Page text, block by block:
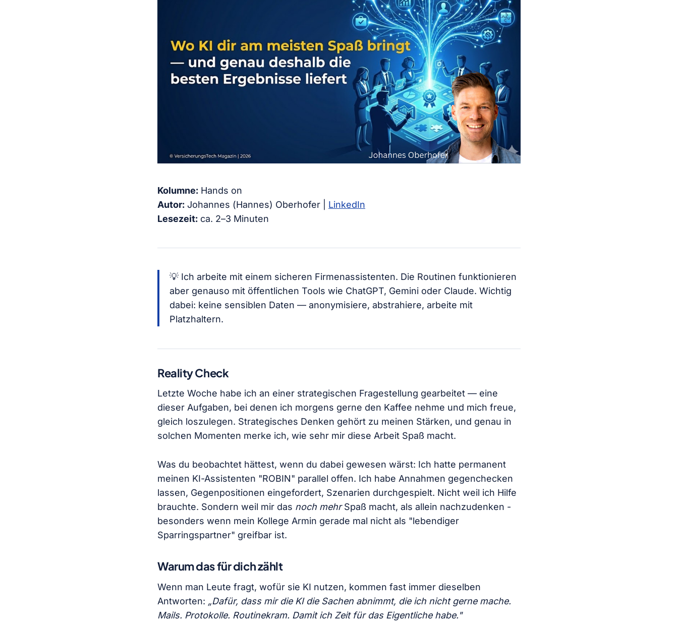
Kolumne: Hands on
Autor: Johannes (Hannes) Oberhofer | LinkedIn
Lesezeit: ca. 2–3 Minuten
💡 Ich arbeite mit einem sicheren Firmenassistenten. Die Routinen funktionieren
aber genauso mit öffentlichen Tools wie ChatGPT, Gemini oder Claude. Wichtig
dabei: keine sensiblen Daten — anonymisiere, abstrahiere, arbeite mit
Platzhaltern.
Reality Check
Letzte Woche habe ich an einer strategischen Fragestellung gearbeitet — eine
dieser Aufgaben, bei denen ich morgens gerne den Kaffee nehme und mich freue,
gleich loszulegen. Strategisches Denken gehört zu meinen Stärken, und genau in
solchen Momenten merke ich, wie sehr mir diese Arbeit Spaß macht.
Was du beobachtet hättest, wenn du dabei gewesen wärst: Ich hatte permanent
meinen KI-Assistenten "ROBIN" parallel offen. Ich habe Annahmen gegenchecken
lassen, Gegenpositionen eingefordert, Szenarien durchgespielt. Nicht weil ich Hilfe
brauchte. Sondern weil mir das noch mehrSpaß macht, als allein nachzudenken -
besonders wenn mein Kollege Armin gerade mal nicht als "lebendiger
Sparringspartner" greifbar ist.
Warum das für dich zählt
Wenn man Leute fragt, wofür sie KI nutzen, kommen fast immer dieselben
Antworten: „Dafür, dass mir die KI die Sachen abnimmt, die ich nicht gerne mache.
Mails. Protokolle. Routinekram. Damit ich Zeit für das Eigentliche habe."